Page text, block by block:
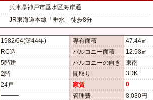
兵庫県神戸市垂水区海岸通
JR東海道本線「垂水」徒歩8分
1982/04(築44年) 専有面積
47.44㎡
RC造 バルコニー面積
12.98㎡
5階建 バルコニーの向き
東南
2階 間取り
3DK
24戸 家賃
0
――― 管理費
8,030円